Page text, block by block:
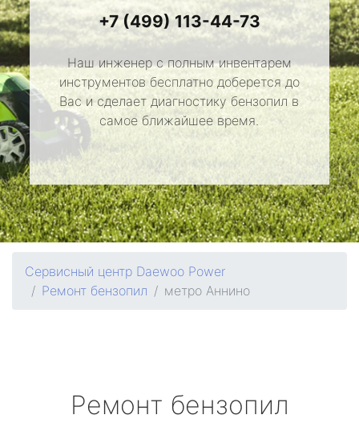
+7 (499) 113-44-73
Наш инженер с полным инвентарем
инструментов бесплатно доберется до
Вас и сделает диагностику бензопил в
самое ближайшее время.
Сервисный центр Daewoo Power
Ремонт бензопил
метро Аннино
Ремонт бензопил